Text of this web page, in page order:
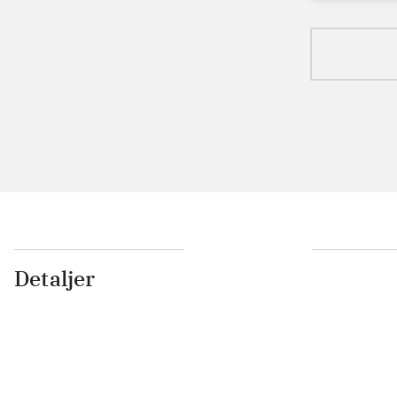
Detaljer